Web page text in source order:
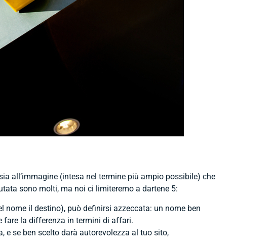
all’immagine (intesa nel termine più ampio possibile) che
sono molti, ma noi ci limiteremo a dartene 5:
nome il destino), può definirsi azzeccata: un nome ben
fare la differenza in termini di affari.
e se ben scelto darà autorevolezza al tuo sito,